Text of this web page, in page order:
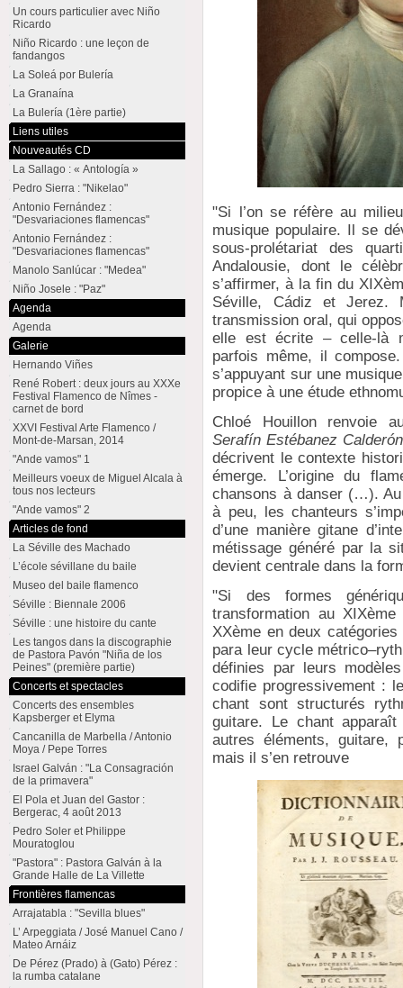
"Si l’on se réfère au
musique populaire. Il se
sous-prolétariat des
Andalousie, dont le
s’affirmer, à la fin du
Séville, Cádiz et Jerez.
transmission oral, qui
elle est écrite – celle-là
parfois même, il
s’appuyant sur une
propice à une étude
Chloé Houillon renvoie
Serafín Estébanez Calderón
décrivent le contexte
émerge. L’origine du
chansons à danser (…).
à peu, les chanteurs
d’une manière gitane
métissage généré par la
devient centrale dans la
"Si des formes
transformation au
XXème en deux
para leur cycle
définies par leurs
codifie progressivement :
chant sont structurés
guitare. Le chant
autres éléments, guitare,
mais il s’en retrouve
Un cours particulier avec Niño
Ricardo
Niño Ricardo : une leçon de
fandangos
La Soleá por Bulería
La Granaína
La Bulería (1ère partie)
Liens utiles
Nouveautés CD
La Sallago : « Antología »
Pedro Sierra : "Nikelao"
Antonio Fernández :
"Desvariaciones flamencas"
Antonio Fernández :
"Desvariaciones flamencas"
Manolo Sanlúcar : "Medea"
Niño Josele : "Paz"
Agenda
Agenda
Galerie
Hernando Viñes
René Robert : deux jours au XXXe
Festival Flamenco de Nîmes -
carnet de bord
XXVI Festival Arte Flamenco /
Mont-de-Marsan, 2014
"Ande vamos" 1
Meilleurs voeux de Miguel Alcala à
tous nos lecteurs
"Ande vamos" 2
Articles de fond
La Séville des Machado
L’école sévillane du baile
Museo del baile flamenco
Séville : Biennale 2006
Séville : une histoire du cante
Les tangos dans la discographie
de Pastora Pavón "Niña de los
Peines" (première partie)
Concerts et spectacles
Concerts des ensembles
Kapsberger et Elyma
Cancanilla de Marbella / Antonio
Moya / Pepe Torres
Israel Galván : "La Consagración
de la primavera"
El Pola et Juan del Gastor :
Bergerac, 4 août 2013
Pedro Soler et Philippe
Mouratoglou
"Pastora" : Pastora Galván à la
Grande Halle de La Villette
Frontières flamencas
Arrajatabla : "Sevilla blues"
L’ Arpeggiata / José Manuel Cano /
Mateo Arnáiz
De Pérez (Prado) à (Gato) Pérez :
la rumba catalane